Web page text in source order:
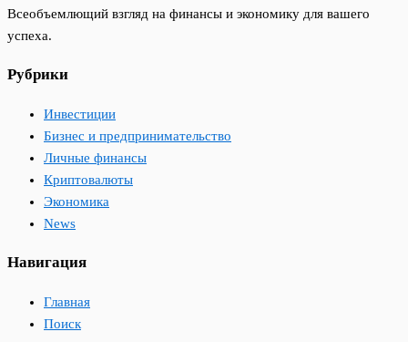
Всеобъемлющий взгляд на финансы и экономику для вашего
успеха.
Рубрики
Инвестиции
Бизнес и предпринимательство
Личные финансы
Криптовалюты
Экономика
News
Навигация
Главная
Поиск